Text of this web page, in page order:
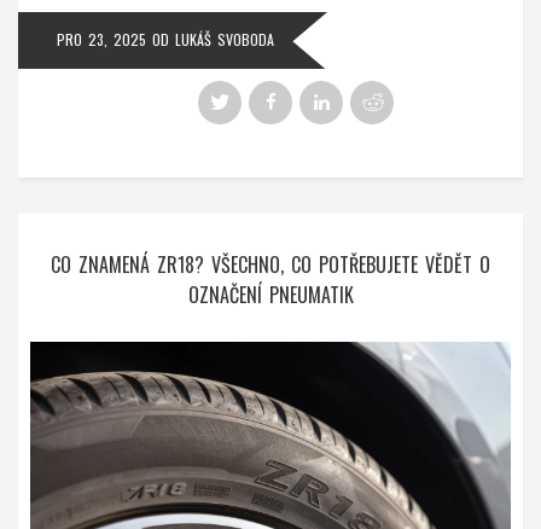
PRO 23, 2025 OD LUKÁŠ SVOBODA
CO ZNAMENÁ ZR18? VŠECHNO, CO POTŘEBUJETE VĚDĚT O
OZNAČENÍ PNEUMATIK